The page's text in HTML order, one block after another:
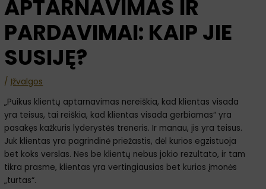
APTARNAVIMAS IR
PARDAVIMAI: KAIP JIE
SUSIJĘ?
/Įžvalgos
„Puikus klientų aptarnavimas nereiškia, kad klientas visada
yra teisus, tai reiškia, kad klientas visada gerbiamas“ yra
pasakęs kažkuris lyderystės treneris. Ir manau, jis yra teisus.
Juk klientas yra pagrindinė priežastis, dėl kurios egzistuoja
bet koks verslas. Nes be klientų nebus jokio rezultato, ir tam
tikra prasme, klientas yra vertingiausias bet kurios įmonės
„turtas“.